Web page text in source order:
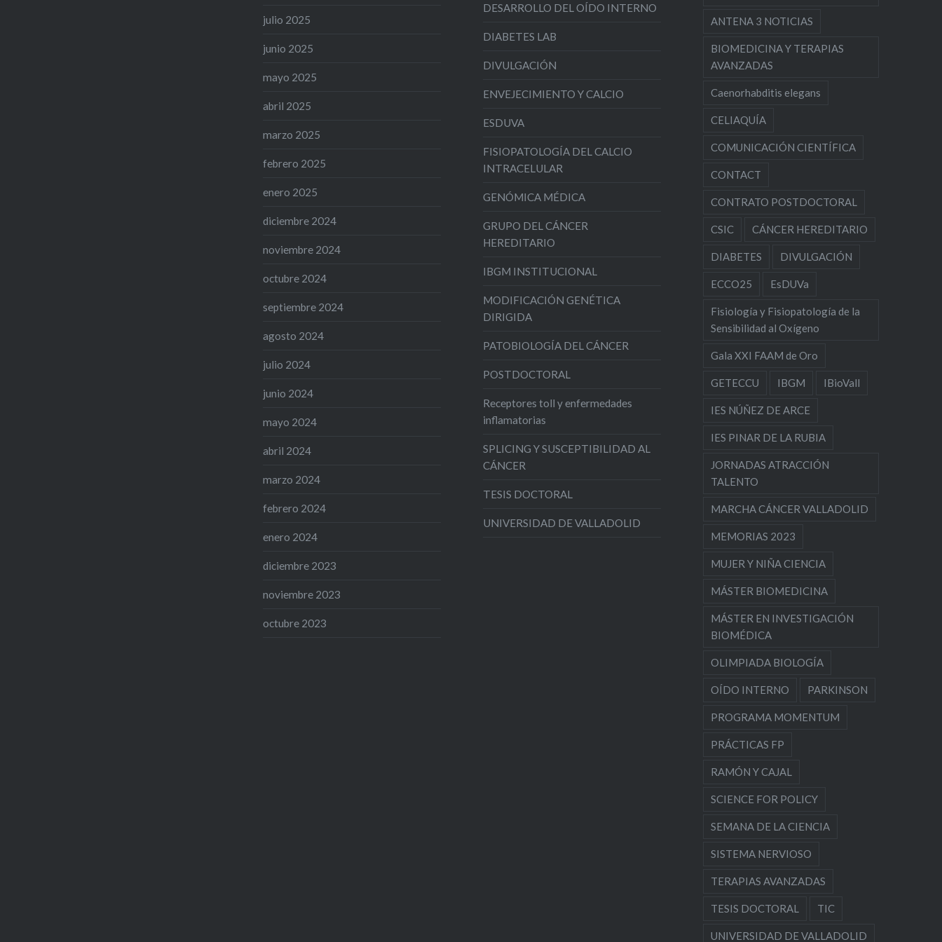
barba El IBGM de Valladolid ha
de excelencia ASPIRA-MaX
Josefa Barba, lo marca su paso a
julio 2025
junio 2025
mayo 2025
abril 2025
marzo 2025
febrero 2025
enero 2025
diciembre 2024
noviembre 2024
octubre 2024
septiembre 2024
agosto 2024
julio 2024
junio 2024
mayo 2024
abril 2024
marzo 2024
febrero 2024
enero 2024
diciembre 2023
noviembre 2023
octubre 2023
DESARROLLO DEL OÍDO INTERNO
DIABETES LAB
DIVULGACIÓN
ENVEJECIMIENTO Y CALCIO
ESDUVA
FISIOPATOLOGÍA DEL CALCIO
INTRACELULAR
GENÓMICA MÉDICA
GRUPO DEL CÁNCER
HEREDITARIO
IBGM INSTITUCIONAL
MODIFICACIÓN GENÉTICA
DIRIGIDA
PATOBIOLOGÍA DEL CÁNCER
POSTDOCTORAL
Receptores toll y enfermedades
inflamatorias
SPLICING Y SUSCEPTIBILIDAD AL
CÁNCER
TESIS DOCTORAL
UNIVERSIDAD DE VALLADOLID
ANTENA 3 NOTICIAS
BIOMEDICINA Y TERAPIAS
AVANZADAS
Caenorhabditis elegans
CELIAQUÍA
COMUNICACIÓN CIENTÍFICA
CONTACT
CONTRATO POSTDOCTORAL
CSIC CÁNCER HEREDITARIO
DIABETES DIVULGACIÓN
ECCO25 EsDUVa
Fisiología y Fisiopatología de la
Sensibilidad al Oxígeno
Gala XXI FAAM de Oro
GETECCU IBGM IBioVall
IES NÚÑEZ DE ARCE
IES PINAR DE LA RUBIA
JORNADAS ATRACCIÓN
TALENTO
MARCHA CÁNCER VALLADOLID
MEMORIAS 2023
MUJER Y NIÑA CIENCIA
MÁSTER BIOMEDICINA
MÁSTER EN INVESTIGACIÓN
BIOMÉDICA
OLIMPIADA BIOLOGÍA
OÍDO INTERNO PARKINSON
PROGRAMA MOMENTUM
PRÁCTICAS FP
RAMÓN Y CAJAL
SCIENCE FOR POLICY
SEMANA DE LA CIENCIA
SISTEMA NERVIOSO
TERAPIAS AVANZADAS
TESIS DOCTORAL TIC
UNIVERSIDAD DE VALLADOLID